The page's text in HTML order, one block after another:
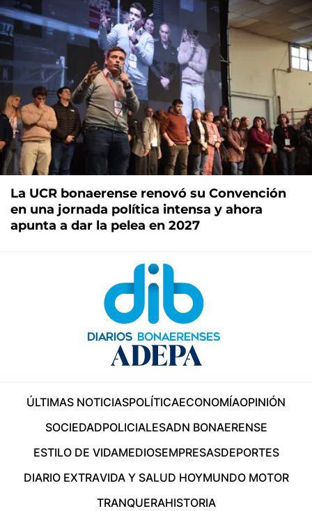
La UCR bonaerense renovó su Convención
en una jornada política intensa y ahora
apunta a dar la pelea en 2027
ÚLTIMAS NOTICIASPOLÍTICAECONOMÍAOPINIÓN
SOCIEDADPOLICIALESADN BONAERENSE
ESTILO DE VIDAMEDIOSEMPRESASDEPORTES
DIARIO EXTRAVIDA Y SALUD HOYMUNDO MOTOR
TRANQUERAHISTORIA